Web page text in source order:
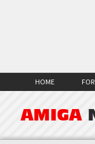
HOME
AMIGA